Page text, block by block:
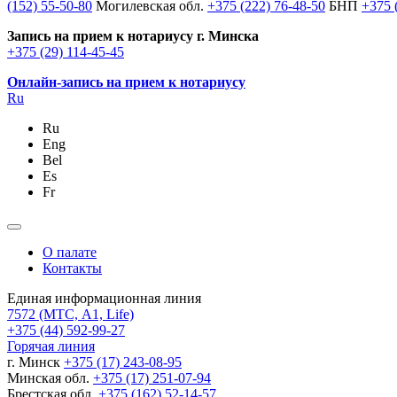
(152) 55-50-80 Могилевская обл. +375 (222) 76-48-50 БНП +375
Запись на прием к нотариусу г. Минска
+375 (29) 114-45-45
Онлайн-запись на прием к нотариусу
Ru
Ru
Eng
Bel
Es
Fr
О палате
Контакты
Единая информационная линия
7572 (МТС, A1, Life)
+375 (44) 592-99-27
Горячая линия
г. Минск +375 (17) 243-08-95
Минская обл. +375 (17) 251-07-94
Брестская обл. +375 (162) 52-14-57